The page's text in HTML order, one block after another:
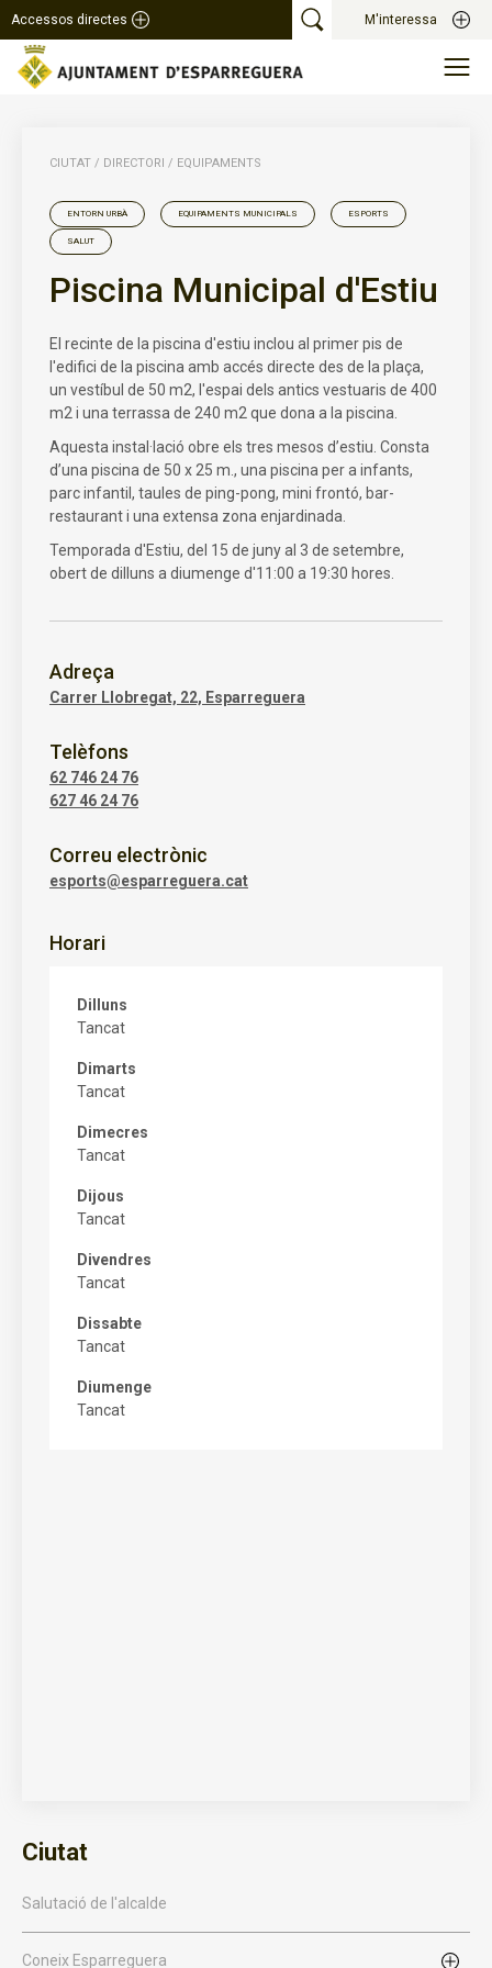
Accessos directes M'interessa
Ciutat
Salutació de l'alcalde
Coneix Esparreguera
CIUTAT / DIRECTORI / EQUIPAMENTS
ENTORN URBÀ EQUIPAMENTS MUNICIPALS ESPORTS
SALUT
Piscina Municipal d'Estiu
El recinte de la piscina d'estiu inclou al primer pis de
l'edifici de la piscina amb accés directe des de la plaça,
un vestíbul de 50 m2, l'espai dels antics vestuaris de 400
m2 i una terrassa de 240 m2 que dona a la piscina.
Aquesta instal·lació obre els tres mesos d’estiu. Consta
d’una piscina de 50 x 25 m., una piscina per a infants,
parc infantil, taules de ping-pong, mini frontó, bar-
restaurant i una extensa zona enjardinada.
Temporada d'Estiu, del 15 de juny al 3 de setembre,
obert de dilluns a diumenge d'11:00 a 19:30 hores.
Adreça
Carrer Llobregat, 22, Esparreguera
Telèfons
62 746 24 76
627 46 24 76
Correu electrònic
esports@esparreguera.cat
Horari
Dilluns
Tancat
Dimarts
Tancat
Dimecres
Tancat
Dijous
Tancat
Divendres
Tancat
Dissabte
Tancat
Diumenge
Tancat